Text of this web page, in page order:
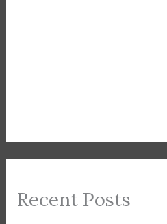
Recent Posts